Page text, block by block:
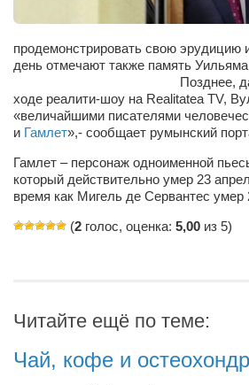
Елена Мельник
Вера Паненко
Сергей Шепилов
Актёры
Валентин Бурый
Артём Мяус
Александра Сокол
Оксана Скоробагатская
продемонстрировать свою эрудицию
день отмечают также память
Позднее, давая в
ходе реалити-шоу на Realitatea TV,
«величайшими писателями
и Гамлет»,- сообщает румынский
Гамлет – персонаж одноименной
который действительно умер 23
время как Мигель де Сервантес умер
(2 голос, оценка: 5,00 из 5)
Читайте ещё по теме:
Чай, кофе и